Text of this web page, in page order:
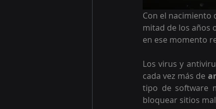
Con el nacimiento
mitad de los años
en ese momento
Los virus y
cada vez más de
tipo de software
bloquear sitios